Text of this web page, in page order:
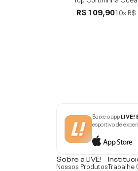
R$ 109,9010x
Baixe o app
esportivo de
Sobre a LIVE!
Nossos ProdutosTrabalhe